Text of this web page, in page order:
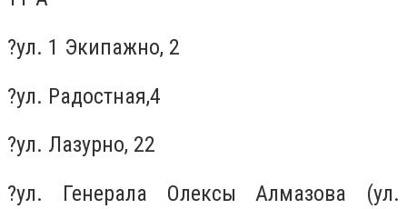
?ул. 1 Экипажно, 2
?ул. Радостная,4
?ул. Лазурно, 22
?ул. Генерала Олексы Алмазова (ул.